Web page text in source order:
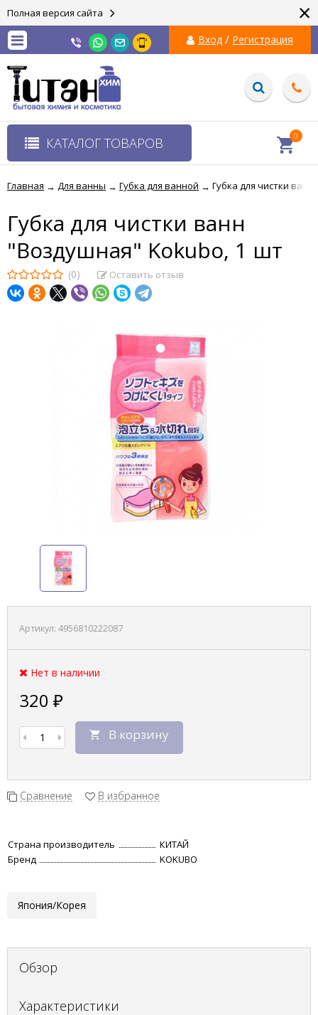
Полная версия сайта ×
Вход / Регистрация
КАТАЛОГ ТОВАРОВ 0
Главная → Для ванны → Губка для ванной → Губка для чистки
Губка для чистки ванн
"Воздушная" Kokubo, 1 шт
(0) Оставить отзыв
Артикул: 4956810222087
Нет в наличии
320 ₽
В корзину
Сравнение В избранное
Страна производитель
КИТАЙ
Бренд
KOKUBO
Япония/Корея
Обзор
Характеристики